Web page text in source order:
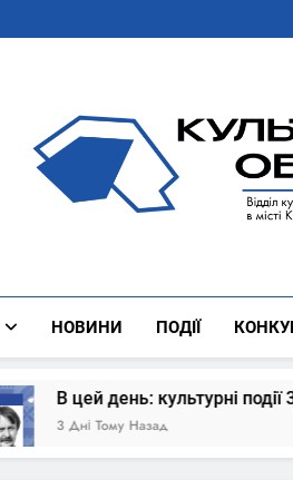
Культура
НОВИНИ ПОДІЇ
3 серпня – що сталось